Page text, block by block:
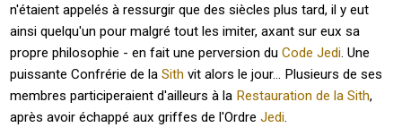
n'étaient appelés à ressurgir que des siècles plus tard, il y eut
ainsi quelqu'un pour malgré tout les imiter, axant sur eux sa
propre philosophie - en fait une perversion duCode Jedi. Une
puissante Confrérie de laSith vit alors le jour... Plusieurs de ses
membres participeraient d'ailleurs à la Restauration de la Sith,
après avoir échappé aux griffes de l'OrdreJedi.